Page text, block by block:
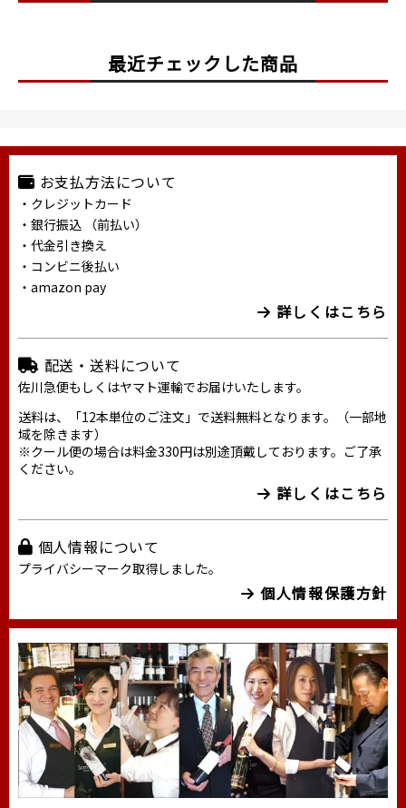
最近チェックした商品
お支払方法について
・クレジットカード
・銀行振込 （前払い）
・代金引き換え
・コンビニ後払い
・amazon pay
詳しくはこちら
配送・送料について
佐川急便もしくはヤマト運輸でお届けいたします。
送料は、「12本単位のご注文」で送料無料となります。（一部地
域を除きます）
※クール便の場合は料金330円は別途頂戴しております。ご了承
ください。
詳しくはこちら
個人情報について
プライバシーマーク取得しました。
個人情報保護方針